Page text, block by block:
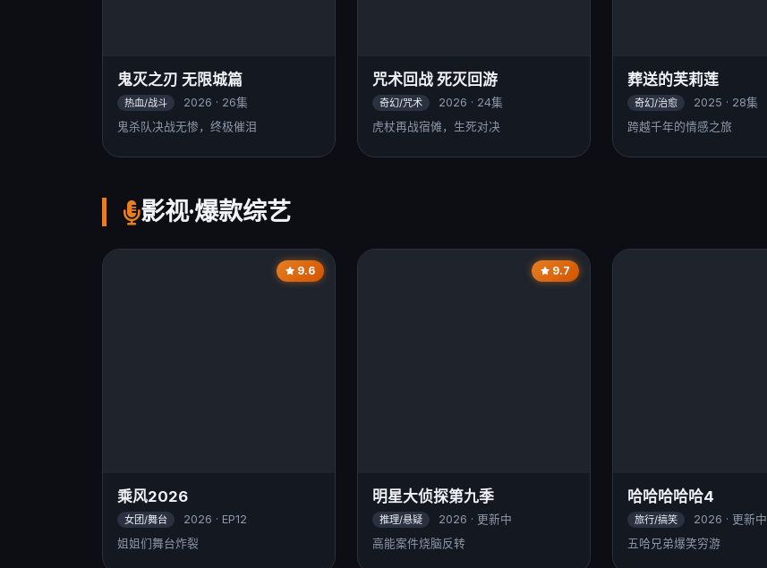
鬼灭之刃 无限城篇
热血/战斗
2026 · 26集
鬼杀队决战无惨，终极催泪
咒术回战 死灭回游
奇幻/咒术
2026 · 24集
虎杖再战宿傩，生死对决
葬送的芙莉莲
奇幻/治愈
2025 · 28集
跨越千年的情感之旅
影视·爆款综艺
9.6
乘风2026
女团/舞台
2026 · EP12
姐姐们舞台炸裂
9.7
明星大侦探第九季
推理/悬疑
2026 · 更新中
高能案件烧脑反转
哈哈哈哈哈4
旅行/搞笑
2026 · 更新中
五哈兄弟爆笑穷游